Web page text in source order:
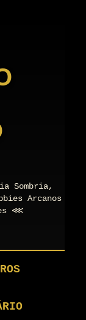
Sombria,
Arcanos
⋘